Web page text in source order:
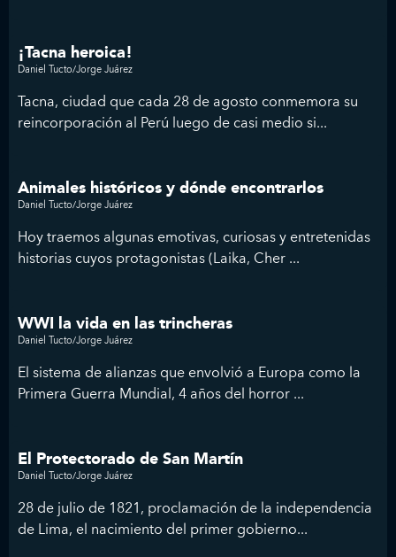
¡Tacna heroica!
Daniel Tucto/Jorge Juárez
Tacna, ciudad que cada 28 de agosto conmemora su
reincorporación al Perú luego de casi medio si...
Animales históricos y dónde encontrarlos
Daniel Tucto/Jorge Juárez
Hoy traemos algunas emotivas, curiosas y entretenidas
historias cuyos protagonistas (Laika, Cher ...
WWI la vida en las trincheras
Daniel Tucto/Jorge Juárez
El sistema de alianzas que envolvió a Europa como la
Primera Guerra Mundial, 4 años del horror ...
El Protectorado de San Martín
Daniel Tucto/Jorge Juárez
28 de julio de 1821, proclamación de la independencia
de Lima, el nacimiento del primer gobierno...